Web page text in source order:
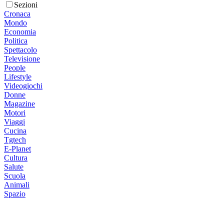
Sezioni
Cronaca
Mondo
Economia
Politica
Spettacolo
Televisione
People
Lifestyle
Videogiochi
Donne
Magazine
Motori
Viaggi
Cucina
Tgtech
E-Planet
Cultura
Salute
Scuola
Animali
Spazio